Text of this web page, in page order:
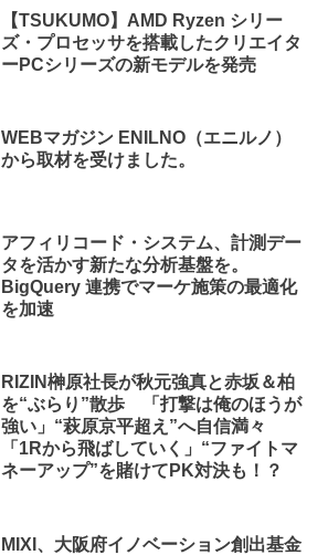
【TSUKUMO】AMD Ryzen シリー
ズ・プロセッサを搭載したクリエイタ
ーPCシリーズの新モデルを発売
WEBマガジン ENILNO（エニルノ）
から取材を受けました。
アフィリコード・システム、計測デー
タを活かす新たな分析基盤を。
BigQuery 連携でマーケ施策の最適化
を加速
RIZIN榊原社長が秋元強真と赤坂＆柏
を“ぶらり”散歩 「打撃は俺のほうが
強い」“萩原京平超え”へ自信満々
「1Rから飛ばしていく」“ファイトマ
ネーアップ”を賭けてPK対決も！？
MIXI、大阪府イノベーション創出基金